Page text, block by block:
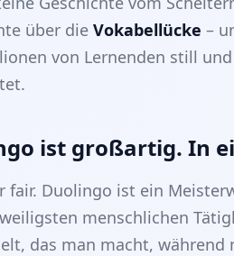
über die Vokabellücke –
von Lernenden still
ist großartig. In
fair. Duolingo ist ein
menschlichen
das man macht, während